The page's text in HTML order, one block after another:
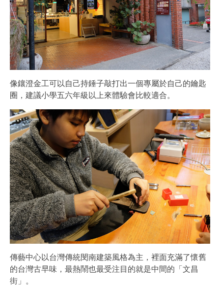
像鑲澄金工可以自己持錘子敲打出一個專屬於自己的鑰匙
圈，建議小學五六年級以上來體驗會比較適合。
傳藝中心以台灣傳統閔南建築風格為主，裡面充滿了懷舊
的台灣古早味，最熱鬧也最受注目的就是中間的「文昌
街」。